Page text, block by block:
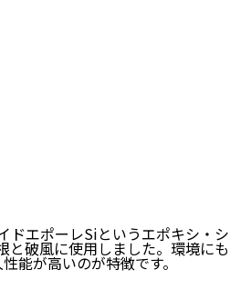
ドエポーレSiというエポキシ・シ
と破風に使用しました。環境にも
能が高いのが特徴です。